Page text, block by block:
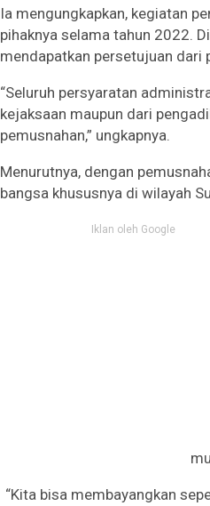
Ia mengungkapkan, kegiatan
pihaknya selama tahun 2022.
mendapatkan persetujuan dari
“Seluruh persyaratan
kejaksaan maupun dari
pemusnahan,” ungkapnya.
Menurutnya, dengan
bangsa khususnya di wilayah
Iklan oleh Google
“Kita bisa membayangkan